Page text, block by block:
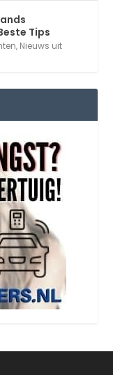
Tips
, Nieuws uit